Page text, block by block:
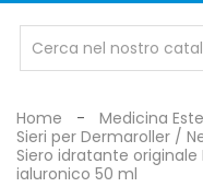
MEDICO
OCCHIALI
DI
Home Medicina
Sieri per Dermaroller /
Siero idratante
ialuronico 50 ml